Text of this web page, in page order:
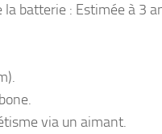
la batterie : Estimée à 3
via un aimant.